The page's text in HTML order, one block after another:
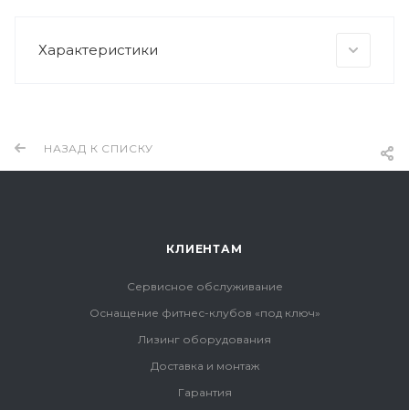
Характеристики
НАЗАД К СПИСКУ
КЛИЕНТАМ
Сервисное обслуживание
Оснащение фитнес-клубов «под ключ»
Лизинг оборудования
Доставка и монтаж
Гарантия